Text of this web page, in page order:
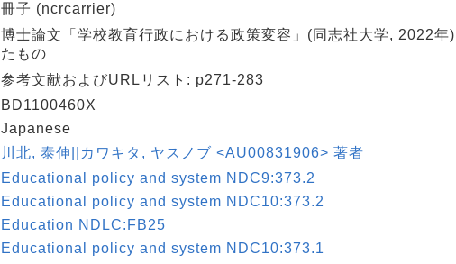
冊子 (ncrcarrier)
博士論文「学校教育行政における政策変容」(同志社大学, 2022年
たもの
参考文献およびURLリスト: p271-283
BD1100460X
Japanese
川北, 泰伸||カワキタ, ヤスノブ <AU00831906> 著者
Educational policy and system NDC9:373.2
Educational policy and system NDC10:373.2
Education NDLC:FB25
Educational policy and system NDC10:373.1